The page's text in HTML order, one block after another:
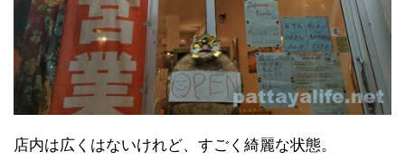
店内は広くはないけれど、すごく綺麗な状態。